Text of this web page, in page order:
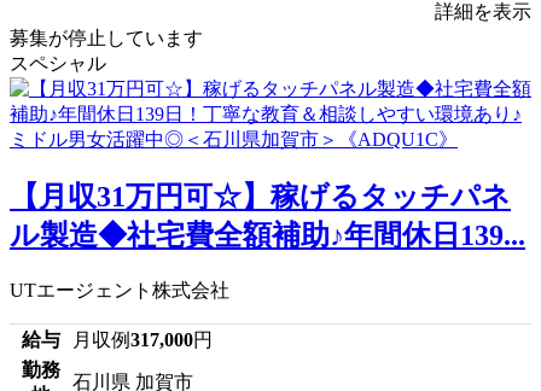
詳細を表示
募集が停止しています
スペシャル
【月収31万円可☆】稼げるタッチパネ
ル製造◆社宅費全額補助♪年間休日139...
UTエージェント株式会社
給与 月収例317,000円
勤務
石川県 加賀市